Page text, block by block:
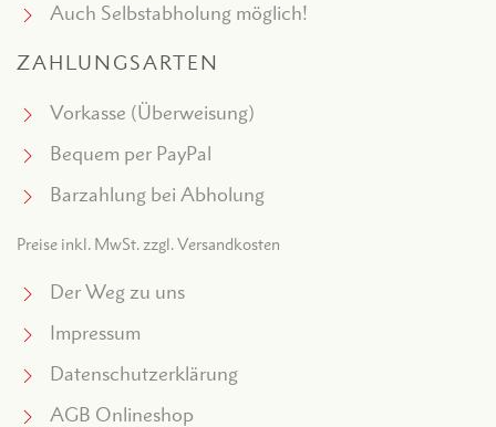
Auch Selbstabholung möglich!
ZAHLUNGSARTEN
Vorkasse (Überweisung)
Bequem per PayPal
Barzahlung bei Abholung
Preise inkl. MwSt. zzgl. Versandkosten
Der Weg zu uns
Impressum
Datenschutzerklärung
AGB Onlineshop